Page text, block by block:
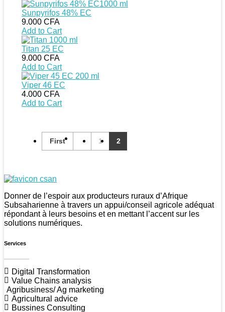
Sunpyrifos 48% EC
9.000 CFA
Add to Cart
Titan 25 EC
9.000 CFA
Add to Cart
Viper 46 EC
4.000 CFA
Add to Cart
First 1 2
Donner de l’espoir aux producteurs ruraux d’Afrique
Subsaharienne à travers un appui/conseil agricole adéquat
répondant à leurs besoins et en mettant l’accent sur les
solutions numériques.
Services
Digital Transformation
Value Chains analysis
Agribusiness/ Ag marketing
Agricultural advice
Bussines Consulting